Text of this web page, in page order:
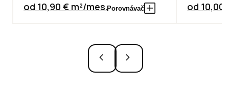
od 10,90 € m²/mes.Porovnávač od 10,00